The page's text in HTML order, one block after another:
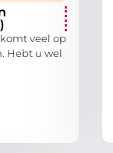
veel op
Hebt u wel